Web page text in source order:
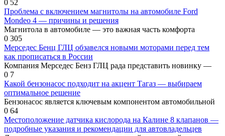
0 52
Проблема с включением магнитолы на автомобиле Ford
Mondeo 4 — причины и решения
Магнитола в автомобиле — это важная часть комфорта
0 305
Мерседес Бенц ГЛЦ обзавелся новыми моторами перед тем
как прописаться в России
Компания Мерседес Бенз ГЛЦ рада представить новинку —
0 7
Какой бензонасос подходит на акцент Тагаз — выбираем
оптимальное решение
Бензонасос является ключевым компонентом автомобильной
0 64
Местоположение датчика кислорода на Калине 8 клапанов —
подробные указания и рекомендации для автовладельцев